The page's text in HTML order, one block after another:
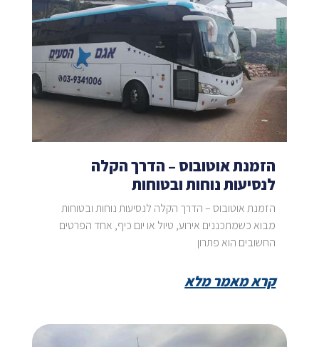
הזמנת אוטובוס – הדרך הקלה
לנסיעות נוחות ובטוחות
הזמנת אוטובוס – הדרך הקלה לנסיעות נוחות ובטוחות
מבוא כשמתכננים אירוע, טיול או יום כיף, אחד הפרטים
החשובים הוא פתרון
קרא מאמר מלא